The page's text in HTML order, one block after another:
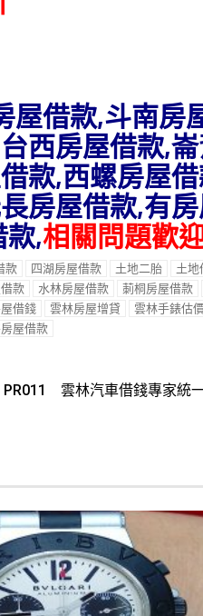
屋借款,斗南房
西房屋借款,
款,西螺房屋
房屋借款,有
,相關問題歡
款 四湖房屋借款 土地二胎 土地
款 水林房屋借款 莿桐房屋借款
借錢 雲林房屋增貸 雲林手錶估
屋借款
雲林汽車借錢專家統